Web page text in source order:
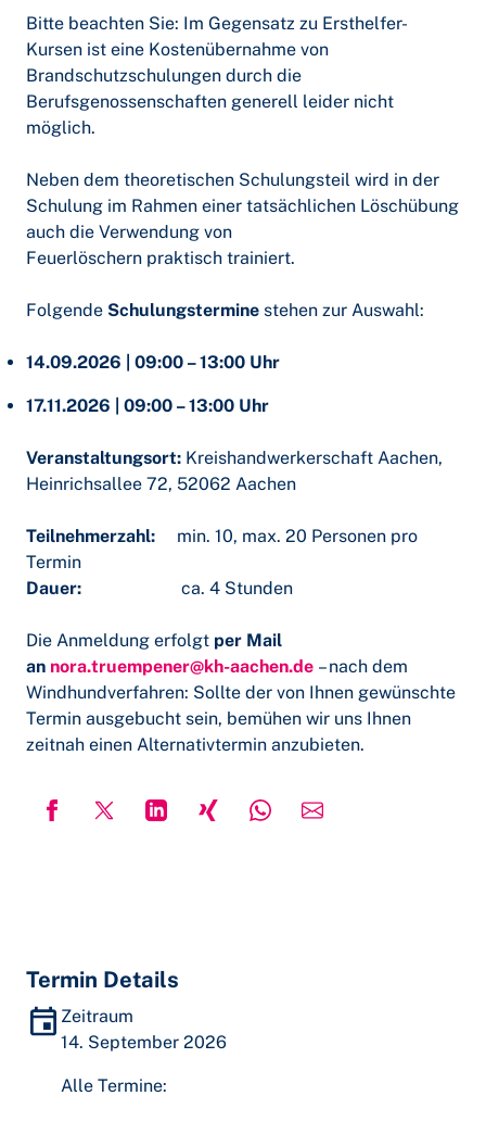
Bitte beachten Sie: Im Gegensatz zu Ersthelfer-
Kursen ist eine Kostenübernahme von
Brandschutzschulungen durch die
Berufsgenossenschaften generell leider nicht
möglich.
Neben dem theoretischen Schulungsteil wird in der
Schulung im Rahmen einer tatsächlichen Löschübung
auch die Verwendung von
Feuerlöschern praktisch trainiert.
Folgende Schulungstermine stehen zur Auswahl:
14.09.2026 | 09:00 – 13:00 Uhr
17.11.2026 | 09:00 – 13:00 Uhr
Veranstaltungsort: Kreishandwerkerschaft Aachen,
Heinrichsallee 72, 52062 Aachen
Teilnehmerzahl: min. 10, max. 20 Personen pro
Termin
Dauer: ca. 4 Stunden
Die Anmeldung erfolgt per Mail
an nora.truempener@kh-aachen.de – nach dem
Windhundverfahren: Sollte der von Ihnen gewünschte
Termin ausgebucht sein, bemühen wir uns Ihnen
zeitnah einen Alternativtermin anzubieten.
Termin Details
Zeitraum
14. September 2026
Alle Termine: